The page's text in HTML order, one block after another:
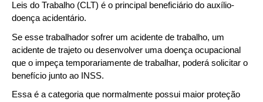
Leis do Trabalho (CLT) é o principal beneficiário do auxílio-
doença acidentário.
Se esse trabalhador sofrer um acidente de trabalho, um
acidente de trajeto ou desenvolver uma doença ocupacional
que o impeça temporariamente de trabalhar, poderá solicitar o
benefício junto ao INSS.
Essa é a categoria que normalmente possui maior proteção